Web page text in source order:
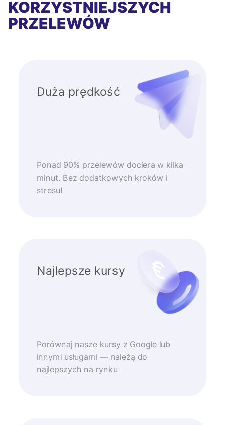
KORZYSTNIEJSZYCH
PRZELEWÓW
Duża prędkość
Ponad 90% przelewów dociera w kilka
minut. Bez dodatkowych kroków i
stresu!
Najlepsze kursy
Porównaj nasze kursy z Google lub
innymi usługami — należą do
najlepszych na rynku